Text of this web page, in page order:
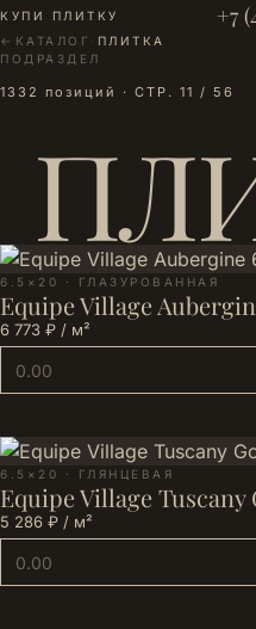
КУПИ ПЛИТКУ +7
← КАТАЛОГ · ПЛИТКА
ПОДРАЗДЕЛ
1332 позиций · СТР. 11 / 56
6.5×20 · ГЛАЗУРОВАННАЯ
Equipe Village
6 773 ₽ / м²
6.5×20 · ГЛЯНЦЕВАЯ
Equipe Village Tuscany
5 286 ₽ / м²